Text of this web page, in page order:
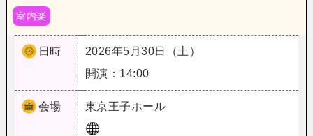
室内楽
日時
2026年5月30日（土）
開演：14:00
会場 東京王子ホール